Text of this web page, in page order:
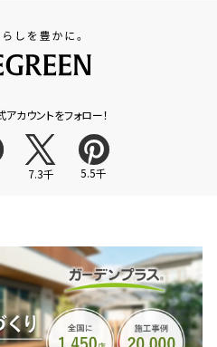
カウントをフォロー！
7.3千 5.5千